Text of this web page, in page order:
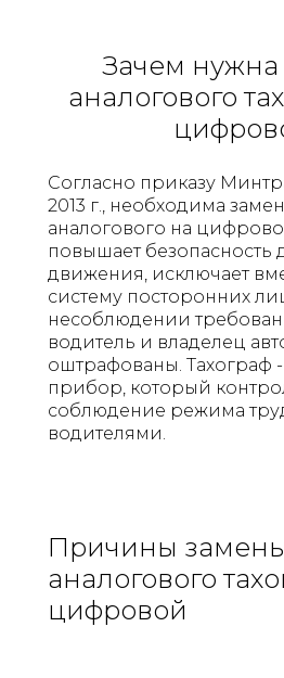
Зачем нужна
аналогового
Согласно приказу
2013 г., необходима
аналогового на
повышает безопасность
движения, исключает
систему посторонних
несоблюдении
водитель и владелец
оштрафованы. Тахограф
прибор, который
соблюдение режима
водителями.
Причины
аналогового
цифровой